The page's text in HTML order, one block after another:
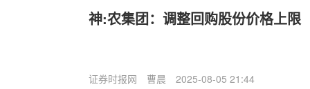
神:农集团：调整回购股份价格上限
证券时报网 曹晨 2025-08-05 21:44